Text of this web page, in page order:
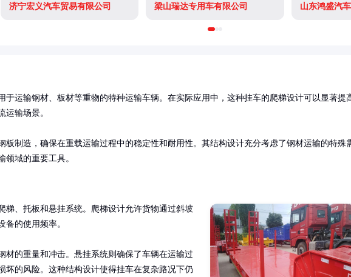
济宁宏义汽车贸易有限公司 梁山瑞达专用车有限公司 山东鸿盛汽
于运输钢材、板材等重物的特种运输车辆。在实际应用中，这种挂车的爬梯设计可以显著提
运输场景。
板制造，确保在重载运输过程中的稳定性和耐用性。其结构设计充分考虑了钢材运输的特殊
领域的重要工具。
梯、托板和悬挂系统。爬梯设计允许货物通过斜坡
备的使用频率。
材的重量和冲击。悬挂系统则确保了车辆在运输过
坏的风险。这种结构设计使得挂车在复杂路况下仍